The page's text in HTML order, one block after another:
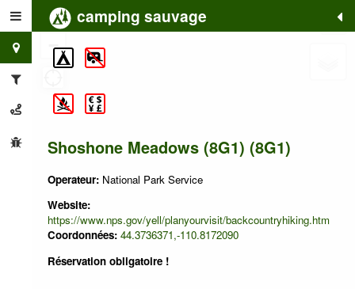
camping sauvage
Shoshone Meadows (8G1) (8G1)
Operateur: National Park Service
Website:
https://www.nps.gov/yell/planyourvisit/backcountryhiking.htm
Coordonnées: 44.3736371,-110.8172090
Réservation obligatoire !
+
−